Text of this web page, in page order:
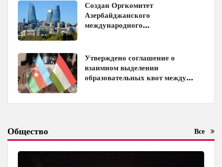
Создан Оргкомитет
Азербайджанского
международного
Утверждено соглашение о
взаимном выделении
образовательных квот между
Общество Все